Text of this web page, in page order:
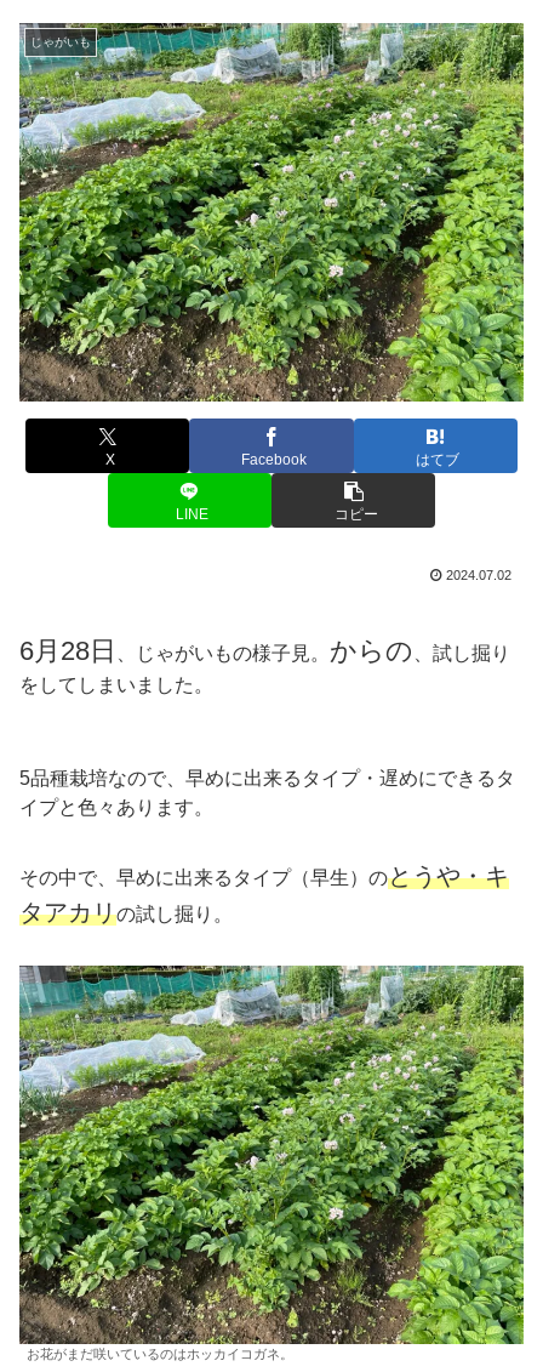
じゃがいも
X Facebook はてブ
LINE コピー
2024.07.02
6月28日 、じゃがいもの様子見。 からの
、試し掘り
をしてしまいました。
5品種栽培なので、早めに出来るタイプ・遅めにできるタ
イプと色々あります。
その中で、早めに出来るタイプ（早生）のとうや・キ
タアカリの試し掘り。
お花がまだ咲いているのはホッカイコガネ。